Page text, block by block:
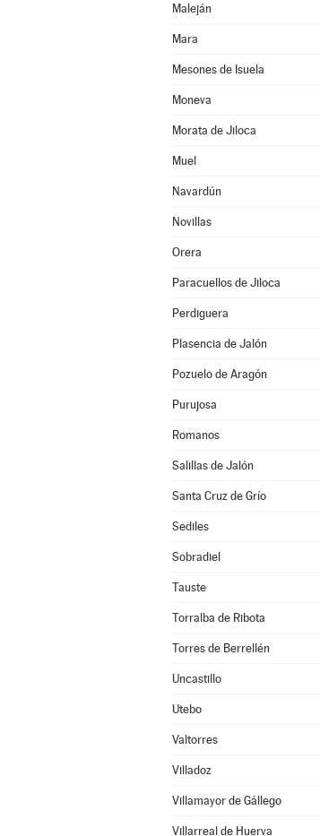
Maleján
Mara
Mesones de Isuela
Moneva
Morata de Jiloca
Muel
Navardún
Novillas
Orera
Paracuellos de Jiloca
Perdiguera
Plasencia de Jalón
Pozuelo de Aragón
Purujosa
Romanos
Salillas de Jalón
Santa Cruz de Grío
Sediles
Sobradiel
Tauste
Torralba de Ribota
Torres de Berrellén
Uncastillo
Utebo
Valtorres
Villadoz
Villamayor de Gállego
Villarreal de Huerva